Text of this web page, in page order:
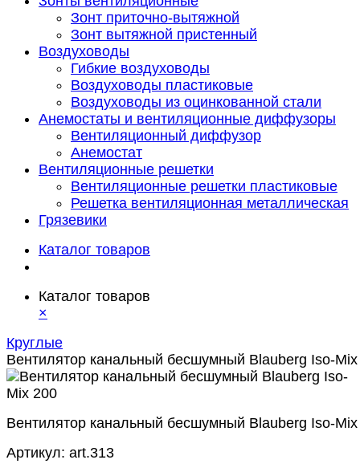
Зонт приточно-вытяжной
Зонт вытяжной пристенный
Воздуховоды
Гибкие воздуховоды
Воздуховоды пластиковые
Воздуховоды из оцинкованной стали
Анемостаты и вентиляционные диффузоры
Вентиляционный диффузор
Анемостат
Вентиляционные решетки
Вентиляционные решетки пластиковые
Решетка вентиляционная металлическая
Грязевики
Каталог товаров
Каталог товаров
×
Круглые
Вентилятор канальный бесшумный Blauberg Iso-
Вентилятор канальный бесшумный Blauberg Iso-
Артикул: art.313